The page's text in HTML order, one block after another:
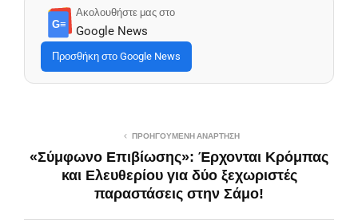
G≡
Ακολουθήστε μας στο
Google News
Προσθήκη στο Google News
ΠΡΟΗΓΟΎΜΕΝΗ ΑΝΆΡΤΗΣΗ
«Σύμφωνο Επιβίωσης»: Έρχονται Κρόμπας
και Ελευθερίου για δύο ξεχωριστές
παραστάσεις στην Σάμο!